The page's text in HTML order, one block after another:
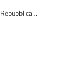
incontra il CNOP